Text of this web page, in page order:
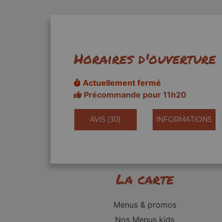
Horaires d'ouverture
Actuellement fermé
Précommande pour 11h20
AVIS (30) INFORMATIONS
La carte
Menus & promos
Nos Menus kids